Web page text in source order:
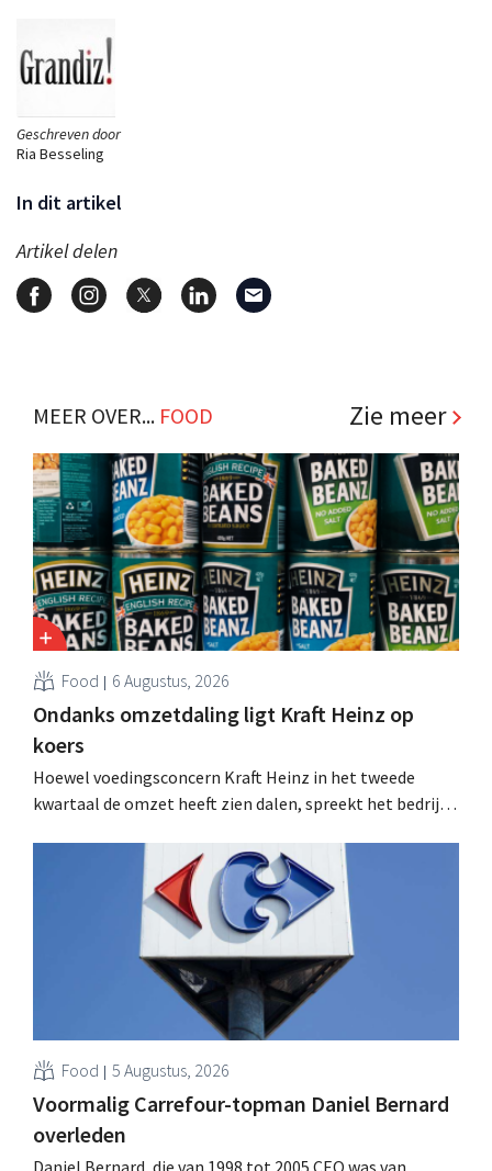
Geschreven door
Ria Besseling
In dit artikel
Artikel delen
MEER OVER... FOOD Zie meer
Food 6 Augustus, 2026
Ondanks omzetdaling ligt Kraft Heinz op
koers
Hoewel voedingsconcern Kraft Heinz in het tweede
kwartaal de omzet heeft zien dalen, spreekt het bedrijf
multinational verhoogt de investeringen en de
vooruitzichten.
Food 5 Augustus, 2026
Voormalig Carrefour-topman Daniel Bernard
overleden
Daniel Bernard, die van 1998 tot 2005 CEO was van